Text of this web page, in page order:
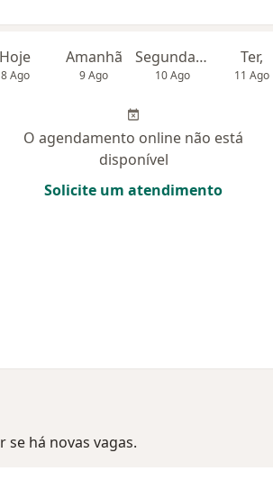
Hoje
8 Ago
Amanhã
9 Ago
Segunda-feira
10 Ago
Ter,
11 Ago
O agendamento online não está
disponível
Solicite um atendimento
há novas vagas.